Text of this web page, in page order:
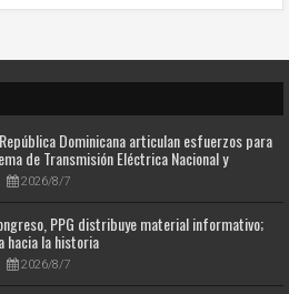
Dominicana articulan esfuerzos para
de Transmisión Eléctrica Nacional y
2026/8/7
PPG distribuye material informativo;
hacia la historia
2026/8/7